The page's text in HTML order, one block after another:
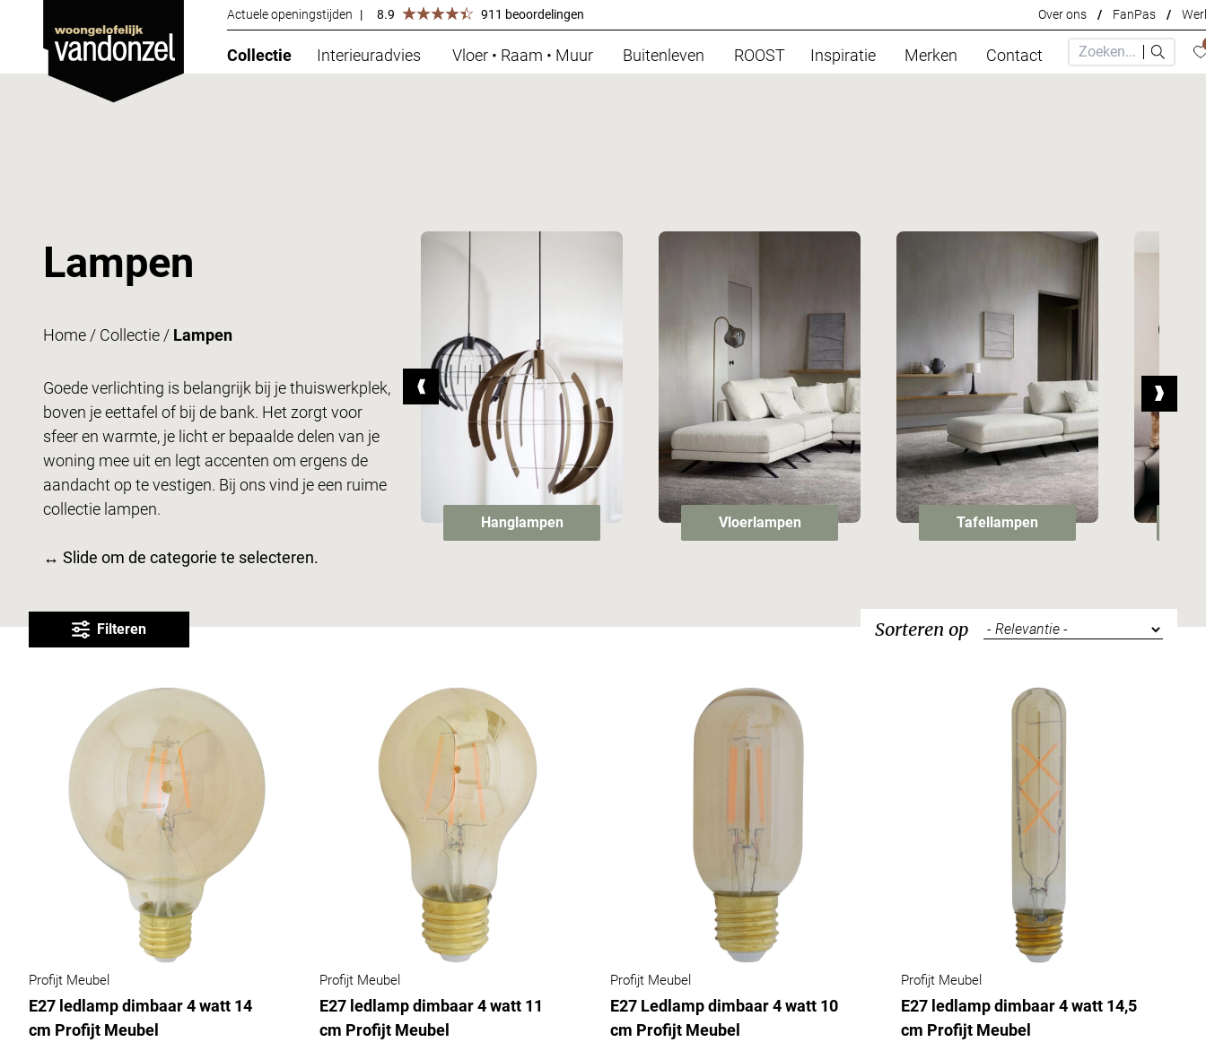
Actuele openingstijden | 8.9 911 beoordelingen Over ons / FanPas /
Collectie Interieuradvies Vloer • Raam • Muur Buitenleven ROOST Inspiratie Merken Contact
Lampen
Home / Collectie / Lampen
Goede verlichting is belangrijk bij je thuiswerkplek,
boven je eettafel of bij de bank. Het zorgt voor
sfeer en warmte, je licht er bepaalde delen van je
woning mee uit en legt accenten om ergens de
aandacht op te vestigen. Bij ons vind je een ruime
collectie lampen.
↔ Slide om de categorie te selecteren.
Hanglampen Vloerlampen Tafellampen
Filteren Sorteren op
Profijt Meubel
E27 ledlamp dimbaar 4 watt 14
cm Profijt Meubel
Profijt Meubel
E27 ledlamp dimbaar 4 watt 11
cm Profijt Meubel
Profijt Meubel
E27 Ledlamp dimbaar 4 watt 10
cm Profijt Meubel
Profijt Meubel
E27 ledlamp dimbaar 4 watt 14,5
cm Profijt Meubel